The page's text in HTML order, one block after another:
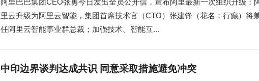
阿里巴巴集团CEO张勇今日发出全员公开信，宣布阿里最新一次组织升级：
里云升级为阿里云智能，集团首席技术官（CTO）张建锋（花名：行癫）将
任阿里云智能事业群总裁；加强技术、智能互...
中印边界谈判达成共识 同意采取措施避免冲突